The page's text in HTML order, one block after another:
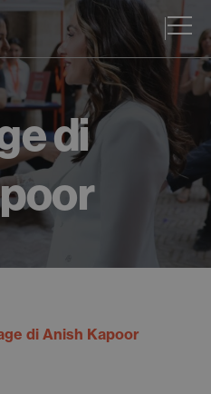
di
di Anish Kapoor